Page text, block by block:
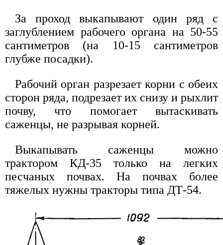
За проход выкапывают один ряд с
заглублением рабочего органа на 50-55
сантиметров (на 10-15 сантиметров
глубже посадки).
Рабочий орган разрезает корни с обеих
сторон ряда, подрезает их снизу и рыхлит
почву, что помогает вытаскивать
саженцы, не разрывая корней.
Выкапывать саженцы можно
трактором КД-35 только на легких
песчаных почвах. На почвах более
тяжелых нужны тракторы типа ДТ-54.